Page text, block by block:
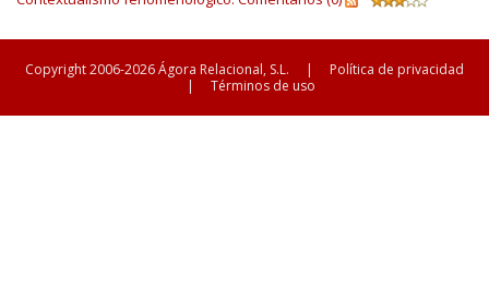
Copyright 2006-2026 Ágora Relacional, S.L. |
Política de privacidad
|
Términos de uso